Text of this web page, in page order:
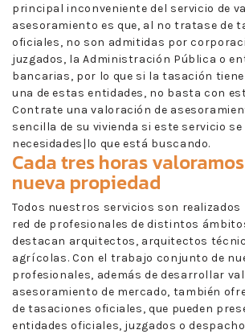
principal inconveniente del servicio de
asesoramiento es que, al no tratase de
oficiales, no son admitidas por
juzgados, la Administración Pública o
bancarias, por lo que si la tasación
una de estas entidades, no basta con
Contrate una valoración de
sencilla de su vivienda si este servicio
necesidades|lo que está buscando.
Cada tres horas
nueva propiedad
Todos nuestros servicios son realizados
red de profesionales de distintos
destacan arquitectos, arquitectos
agrícolas. Con el trabajo conjunto de
profesionales, además de desarrollar
asesoramiento de mercado, también
de tasaciones oficiales, que pueden
entidades oficiales, juzgados o